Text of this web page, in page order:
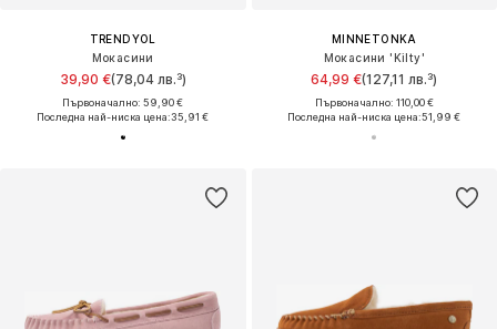
TRENDYOL
Мокасини
39,90 €(78,04 лв.³)
Първоначално: 59,90 €
Последна най-ниска цена:35,91 €
MINNETONKA
Мокасини 'Kilty'
64,99 €(127,11 лв.³)
Първоначално: 110,00 €
Последна най-ниска цена:51,99 €